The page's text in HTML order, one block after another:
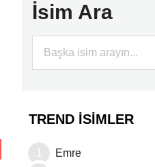
İsim Ara
TREND İSIMLER
Emre